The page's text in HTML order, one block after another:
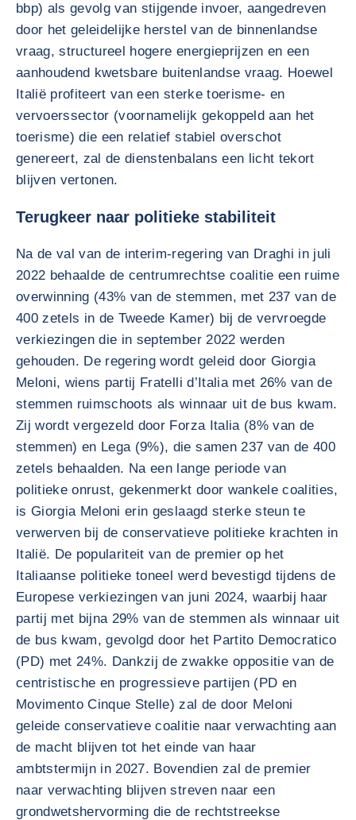
bbp) als gevolg van stijgende invoer, aangedreven
door het geleidelijke herstel van de binnenlandse
vraag, structureel hogere energieprijzen en een
aanhoudend kwetsbare buitenlandse vraag. Hoewel
Italië profiteert van een sterke toerisme- en
vervoerssector (voornamelijk gekoppeld aan het
toerisme) die een relatief stabiel overschot
genereert, zal de dienstenbalans een licht tekort
blijven vertonen.
Terugkeer naar politieke stabiliteit
Na de val van de interim-regering van Draghi in juli
2022 behaalde de centrumrechtse coalitie een ruime
overwinning (43% van de stemmen, met 237 van de
400 zetels in de Tweede Kamer) bij de vervroegde
verkiezingen die in september 2022 werden
gehouden. De regering wordt geleid door Giorgia
Meloni, wiens partij Fratelli d’Italia met 26% van de
stemmen ruimschoots als winnaar uit de bus kwam.
Zij wordt vergezeld door Forza Italia (8% van de
stemmen) en Lega (9%), die samen 237 van de 400
zetels behaalden. Na een lange periode van
politieke onrust, gekenmerkt door wankele coalities,
is Giorgia Meloni erin geslaagd sterke steun te
verwerven bij de conservatieve politieke krachten in
Italië. De populariteit van de premier op het
Italiaanse politieke toneel werd bevestigd tijdens de
Europese verkiezingen van juni 2024, waarbij haar
partij met bijna 29% van de stemmen als winnaar uit
de bus kwam, gevolgd door het Partito Democratico
(PD) met 24%. Dankzij de zwakke oppositie van de
centristische en progressieve partijen (PD en
Movimento Cinque Stelle) zal de door Meloni
geleide conservatieve coalitie naar verwachting aan
de macht blijven tot het einde van haar
ambtstermijn in 2027. Bovendien zal de premier
naar verwachting blijven streven naar een
grondwetshervorming die de rechtstreekse